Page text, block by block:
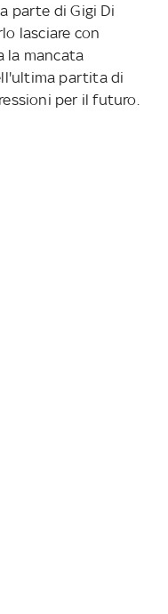
parte di Gigi Di
lasciare con
la mancata
partita di
per il futuro.